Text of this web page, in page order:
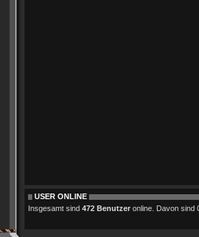
USER ONLINE
Insgesamt sind 472 Benutzer online. Davon sind